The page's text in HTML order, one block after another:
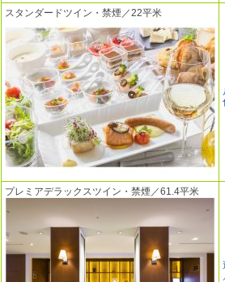
スタンダードツイン・禁煙／22平米
プレミアデラックスツイン・禁煙／61.4平米